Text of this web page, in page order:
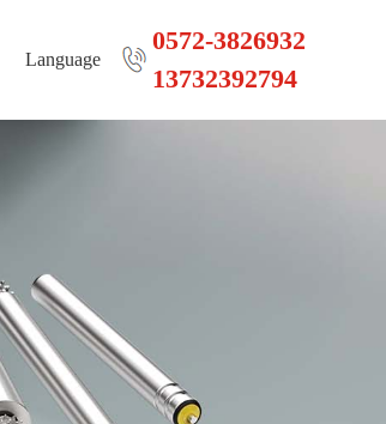
Language
0572-3826932
13732392794